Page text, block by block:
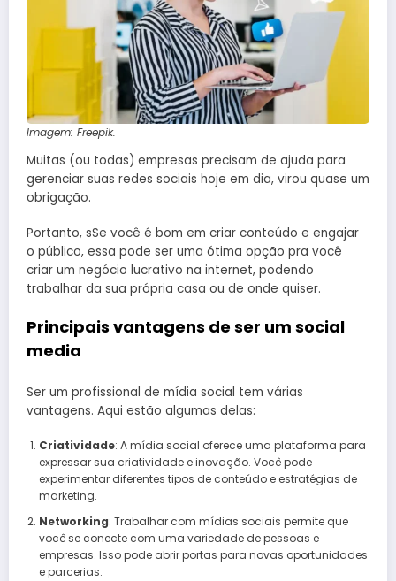
Imagem: Freepik.
Muitas (ou todas) empresas precisam de ajuda para
gerenciar suas redes sociais hoje em dia, virou quase um
obrigação.
Portanto, sSe você é bom em criar conteúdo e engajar
o público, essa pode ser uma ótima opção pra você
criar um negócio lucrativo na internet, podendo
trabalhar da sua própria casa ou de onde quiser.
Principais vantagens de ser um social
media
Ser um profissional de mídia social tem várias
vantagens. Aqui estão algumas delas:
Criatividade: A mídia social oferece uma plataforma para
expressar sua criatividade e inovação. Você pode
experimentar diferentes tipos de conteúdo e estratégias de
marketing.
Networking: Trabalhar com mídias sociais permite que
você se conecte com uma variedade de pessoas e
empresas. Isso pode abrir portas para novas oportunidades
e parcerias.